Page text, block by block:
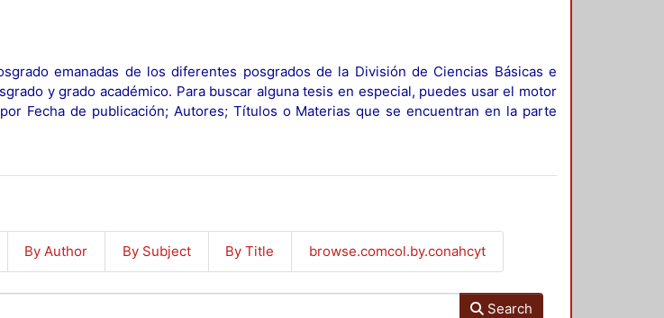
emanadas de los diferentes posgrados de la División de Ciencias Básicas e
y grado académico. Para buscar alguna tesis en especial, puedes usar el motor
Fecha de publicación; Autores; Títulos o Materias que se encuentran en la parte
By Author By Subject By Title browse.comcol.by.conahcyt
Search